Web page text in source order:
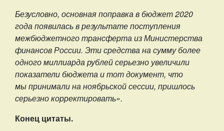
Безусловно, основная поправка в бюджет 2020
года появилась в результате поступления
межбюджетного трансферта из Министерства
финансов России. Эти средства на сумму более
одного миллиарда рублей серьезно увеличили
показатели бюджета и тот документ, что
мы принимали на ноябрьской сессии, пришлось
серьезно корректировать».
Конец цитаты.